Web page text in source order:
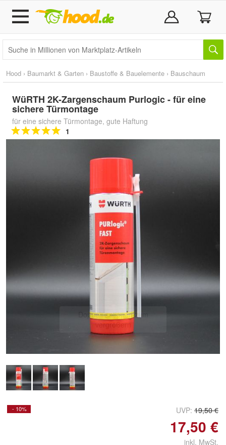
Hood › Baumarkt & Garten › Baustoffe & Bauelemente › Bauschaum
WüRTH 2K-Zargenschaum Purlogic - für eine
sichere Türmontage
für eine sichere Türmontage, gute Haftung
1
Doppelt antippen zum
vergrößern
- 10% UVP: 19,50 €
17,50 €
inkl. MwSt.